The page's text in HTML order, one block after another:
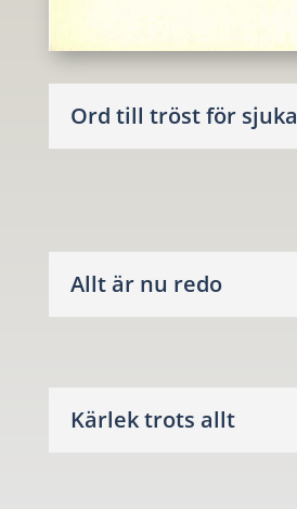
Ord till tröst för sjuka
Allt är nu redo
Kärlek trots allt